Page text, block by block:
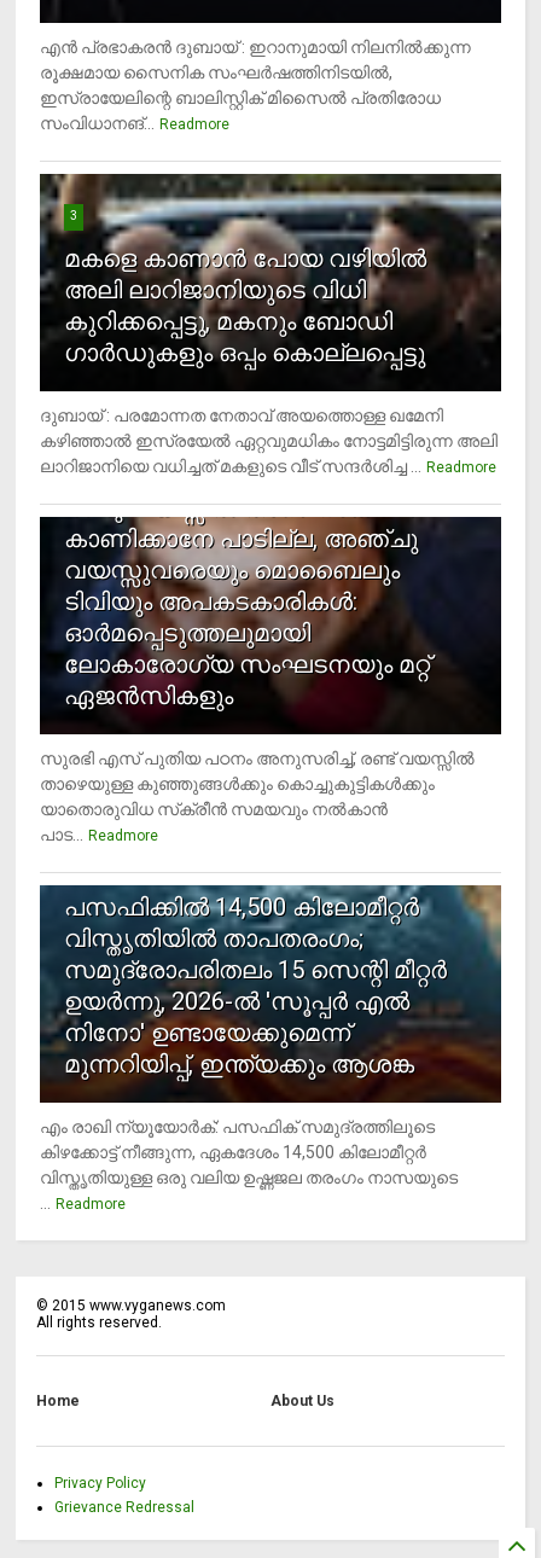
എന്‍ പ്രഭാകരന്‍ ദുബായ് : ഇറാനുമായി നിലനില്‍ക്കുന്ന
രൂക്ഷമായ സൈനിക സംഘര്‍ഷത്തിനിടയില്‍,
ഇസ്രായേലിന്റെ ബാലിസ്റ്റിക് മിസൈല്‍ പ്രതിരോധ
സംവിധാനങ്...
Readmore
3
മകളെ കാണാന്‍ പോയ വഴിയില്‍
അലി ലാറിജാനിയുടെ വിധി
കുറിക്കപ്പെട്ടു, മകനും ബോഡി
ഗാര്‍ഡുകളും ഒപ്പം കൊല്ലപ്പെട്ടു
ദുബായ് : പരമോന്നത നേതാവ് അയത്തൊള്ള ഖമേനി
കഴിഞ്ഞാല്‍ ഇസ്രയേല്‍ ഏറ്റവുമധികം നോട്ടമിട്ടിരുന്ന അലി
ലാറിജാനിയെ വധിച്ചത് മകളുടെ വീട് സന്ദര്‍ശിച്ച ...
Readmore
4
രണ്ടു വയസ്സില്‍ താഴെ സ്‌ക്രീന്‍
കാണിക്കാനേ പാടില്ല, അഞ്ചു
വയസ്സുവരെയും മൊബൈലും
ടിവിയും അപകടകാരികള്‍:
ഓര്‍മപ്പെടുത്തലുമായി
ലോകാരോഗ്യ സംഘടനയും മറ്റ്
ഏജന്‍സികളും
സുരഭി എസ് പുതിയ പഠനം അനുസരിച്ച്, രണ്ട് വയസ്സില്‍
താഴെയുള്ള കുഞ്ഞുങ്ങള്‍ക്കും കൊച്ചുകുട്ടികള്‍ക്കും
യാതൊരുവിധ സ്‌ക്രീന്‍ സമയവും നല്‍കാന്‍
പാട...
Readmore
പസഫിക്കില്‍ 14,500 കിലോമീറ്റര്‍
വിസ്തൃതിയില്‍ താപതരംഗം;
സമുദ്രോപരിതലം 15 സെന്റി മീറ്റര്‍
ഉയര്‍ന്നു, 2026-ല്‍ 'സൂപ്പര്‍ എല്‍
നിനോ' ഉണ്ടായേക്കുമെന്ന്
മുന്നറിയിപ്പ്, ഇന്ത്യക്കും ആശങ്ക
എം രാഖി ന്യൂയോര്‍ക്: പസഫിക് സമുദ്രത്തിലൂടെ
കിഴക്കോട്ട് നീങ്ങുന്ന, ഏകദേശം 14,500 കിലോമീറ്റര്‍
വിസ്തൃതിയുള്ള ഒരു വലിയ ഉഷ്ണജല തരംഗം നാസയുടെ
Readmore
©2015 www.vyganews.com
All rights reserved.
Home About Us
Privacy Policy
Grievance Redressal